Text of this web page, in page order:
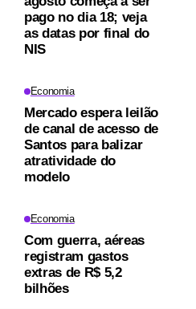
pago no dia 18; veja
as datas por final do
NIS
Economia
Mercado espera leilão
de canal de acesso de
Santos para balizar
atratividade do
modelo
Economia
Com guerra, aéreas
registram gastos
extras de R$ 5,2
bilhões